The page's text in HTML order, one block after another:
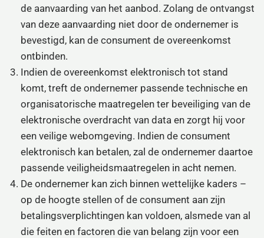
de aanvaarding van het aanbod. Zolang de ontvangst
van deze aanvaarding niet door de ondernemer is
bevestigd, kan de consument de overeenkomst
ontbinden.
Indien de overeenkomst elektronisch tot stand
komt, treft de ondernemer passende technische en
organisatorische maatregelen ter beveiliging van de
elektronische overdracht van data en zorgt hij voor
een veilige webomgeving. Indien de consument
elektronisch kan betalen, zal de ondernemer daartoe
passende veiligheidsmaatregelen in acht nemen.
De ondernemer kan zich binnen wettelijke kaders –
op de hoogte stellen of de consument aan zijn
betalingsverplichtingen kan voldoen, alsmede van al
die feiten en factoren die van belang zijn voor een